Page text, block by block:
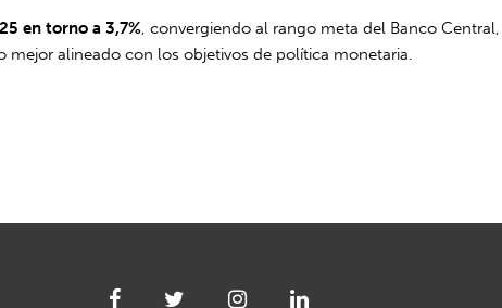
en torno a 3,7%, convergiendo al rango meta del Banco
mejor alineado con los objetivos de política monetaria.